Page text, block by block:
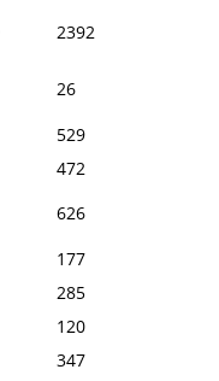
2392
26
529
472
626
177
285
120
347